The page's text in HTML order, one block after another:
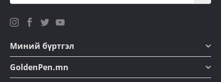
Миний бүртгэл
GoldenPen.mn